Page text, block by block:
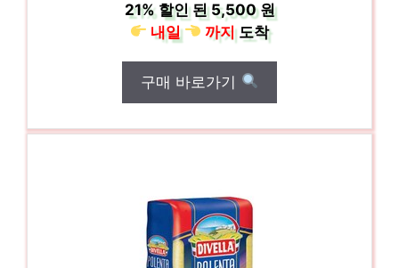
21%할인 된5,500 원
내일
까지도착
구매 바로가기